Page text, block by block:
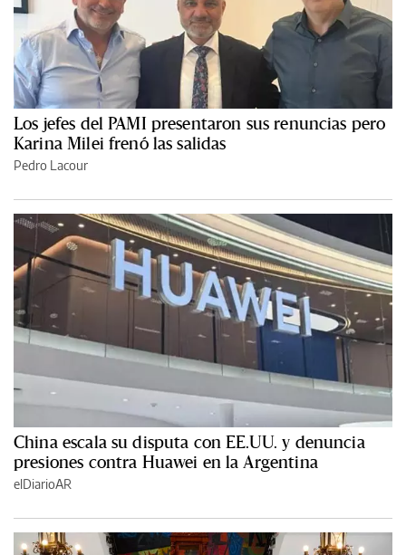
Los jefes del PAMI presentaron sus renuncias pero
Karina Milei frenó las salidas
Pedro Lacour
China escala su disputa con EE.UU. y denuncia
presiones contra Huawei en la Argentina
elDiarioAR